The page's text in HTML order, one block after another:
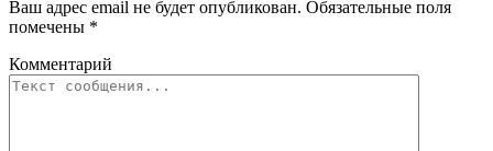
Ваш адрес email не будет опубликован. Обязательные поля
помечены *
Комментарий